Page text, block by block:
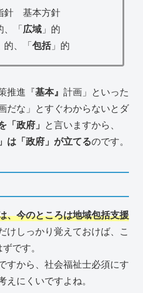
基本方針
、「広域 」的
的、「包括」的
推進『基本』 計画」といった
だな」とすぐわからないとダ
「政府」 と言いますから、
は「政府」が立てるのです。
、今のところは地域包括支援
けしっかり覚えておけば、こ
です。
すから、社会福祉士必須にす
にくいですよね。